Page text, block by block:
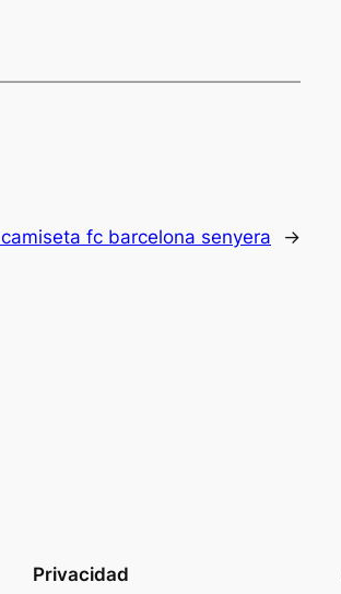
camiseta fc barcelona senyera →
Privacidad